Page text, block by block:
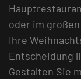
oder im
Ihre
Entscheidung
Gestalten Sie